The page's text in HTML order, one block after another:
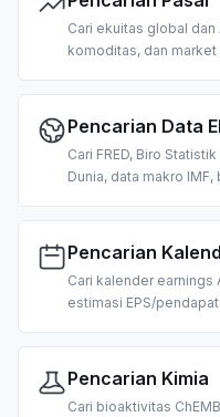
Cari ekuitas global dan
komoditas, dan market
Pencarian Data
Cari FRED, Biro
Dunia, data makro
makroekonomi
Pencarian
Cari kalender earnings
estimasi EPS/
digerakkan AI.
Pencarian Kimia
Cari bioaktivitas